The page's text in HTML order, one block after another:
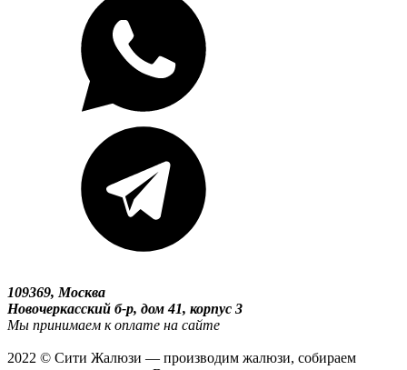
109369, Москва
Новочеркасский б-р, дом 41, корпус 3
Мы принимаем к оплате на сайте
2022 © Сити Жалюзи — производим жалюзи, собираем